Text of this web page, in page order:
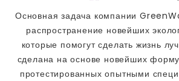
Основная задача компании
распространение новейших
которые помогут сделать жизнь
сделана на основе новейших
протестированных опытными